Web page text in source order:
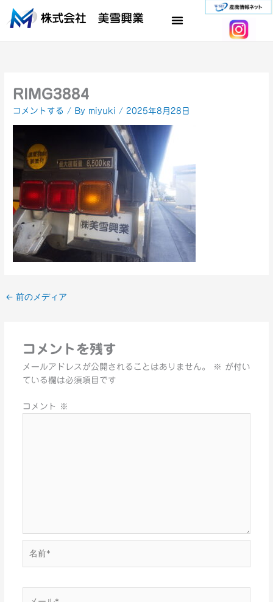
RIMG3884
コメントする / By miyuki /2025年8月28日
← 前のメディア
コメントを残す
メールアドレスが公開されることはありません。 ※ が付い
ている欄は必須項目です
コメント ※